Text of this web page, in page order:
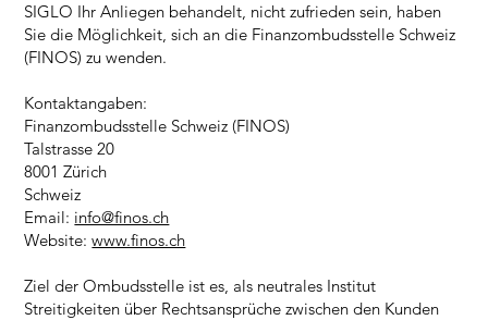
SIGLO Ihr Anliegen behandelt, nicht zufrieden sein, haben
Sie die Möglichkeit, sich an die Finanzombudsstelle Schweiz
(FINOS) zu wenden.
Kontaktangaben:
Finanzombudsstelle Schweiz (FINOS)
Talstrasse 20
8001 Zürich
Schweiz
Email: info@finos.ch
Website:www.finos.ch
Ziel der Ombudsstelle ist es, als neutrales Institut
Streitigkeiten über Rechtsansprüche zwischen den Kunden